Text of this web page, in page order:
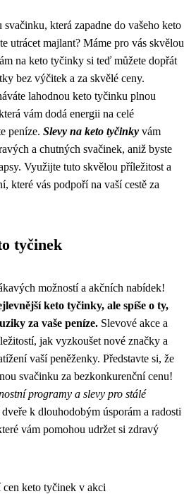
která zapadne do vašeho keto
utrácet majlant? Máme pro vás skvělou
na keto tyčinky si teď můžete dopřát
bez výčitek a za skvělé ceny.
lahodnou keto tyčinku plnou
vám dodá energii na celé
peníze. Slevy na keto tyčinky vám
a chutných svačinek, aniž byste
Využijte tuto skvělou příležitost a
které vás podpoří na vaší cestě za
tyčinek
možností a akčních nabídek!
keto tyčinky, ale spíše o ty,
za vaše peníze. Slevové akce a
jak vyzkoušet nové značky a
vaší peněženky. Představte si, že
svačinku za bezkonkurenční cenu!
programy a slevy pro stálé
k dlouhodobým úsporám a radosti
vám pomohou udržet si zdravý
cen keto tyčinek v akci